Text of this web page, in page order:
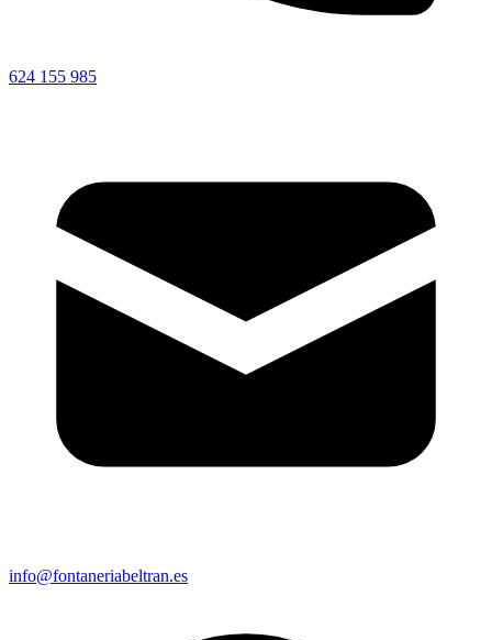
624 155 985
info@fontaneriabeltran.es